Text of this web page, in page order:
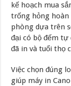
kế hoạch mua
trống hỏng hoàn
phòng dựa trên
đại có bộ đếm
đã in và tuổi thọ
Việc chọn đúng
giúp máy in